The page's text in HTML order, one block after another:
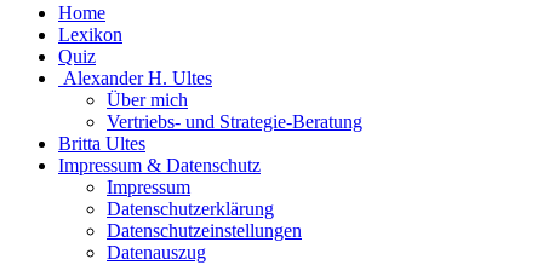
Home
Lexikon
Quiz
Alexander H. Ultes
Über mich
Vertriebs- und Strategie-Beratung
Britta Ultes
Impressum & Datenschutz
Impressum
Datenschutzerklärung
Datenschutzeinstellungen
Datenauszug